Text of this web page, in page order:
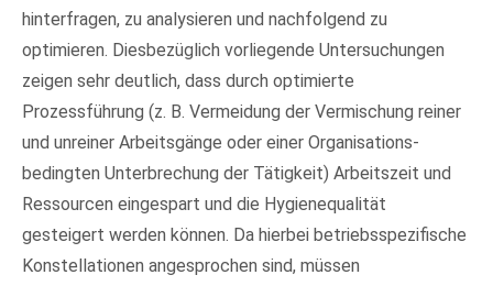
Support
Lorem ipsum dolor sit amet:
24h/ 365days
hinterfragen, zu analysieren und nachfolgend zu
optimieren. Diesbezüglich vorliegende Untersuchungen
zeigen sehr deutlich, dass durch optimierte
Prozessführung (z. B. Vermeidung der Vermischung reiner
und unreiner Arbeitsgänge oder einer Organisations-
bedingten Unterbrechung der Tätigkeit) Arbeitszeit und
Ressourcen eingespart und die Hygienequalität
gesteigert werden können. Da hierbei betriebsspezifische
Konstellationen angesprochen sind, müssen